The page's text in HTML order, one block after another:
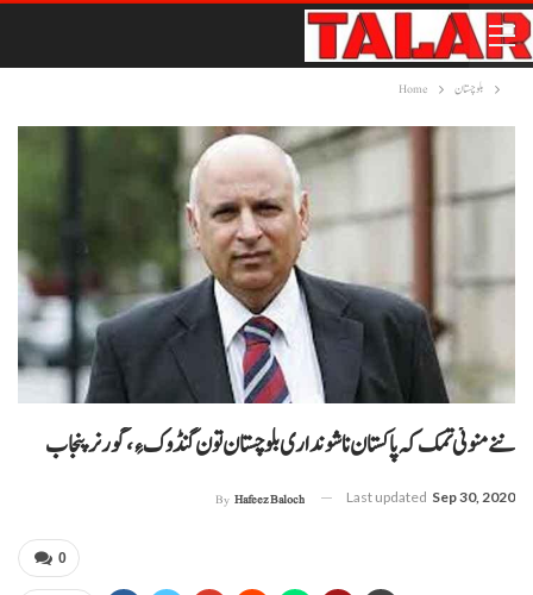
Home بلوچستان
ننے منوئی تمک کہ پاکستان نا شونداری بلوچستان تون گنڈوک ءِ، گورنر پنجاب
By Hafeez Baloch Last updated Sep 30, 2020
0